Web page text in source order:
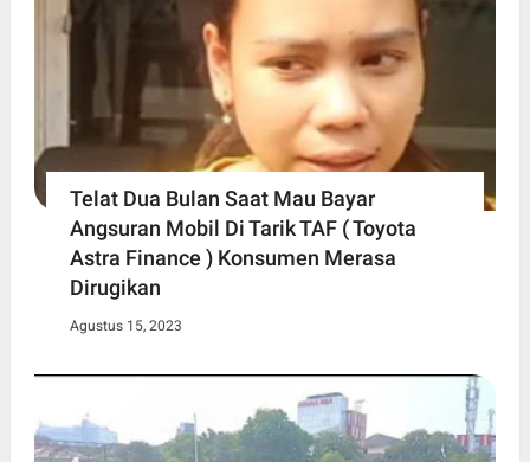
Telat Dua Bulan Saat Mau Bayar
Angsuran Mobil Di Tarik TAF ( Toyota
Astra Finance ) Konsumen Merasa
Dirugikan
Agustus 15, 2023